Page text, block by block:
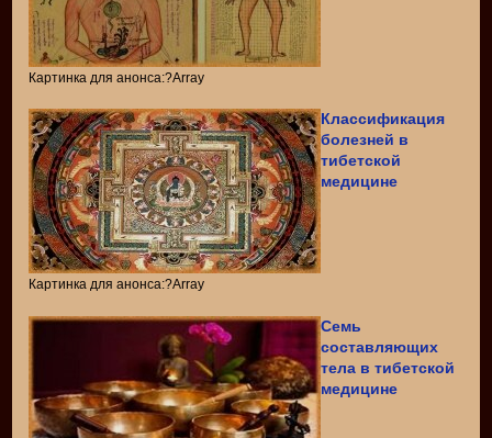
Картинка для анонса:?Array
Классификация
болезней в
тибетской
медицине
Картинка для анонса:?Array
Семь
составляющих
тела в тибетской
медицине